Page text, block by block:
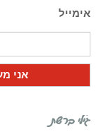
אימייל
גילי ברשת